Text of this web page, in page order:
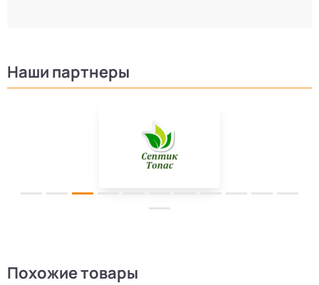
Наши партнеры
Похожие товары